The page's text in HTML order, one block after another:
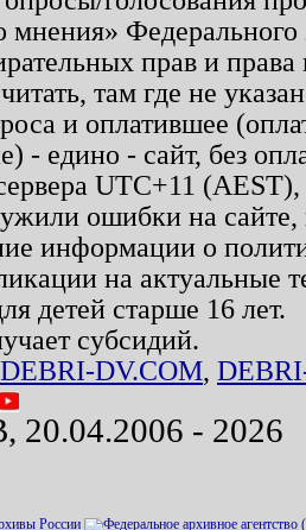
мнения»
прав и
там где не
и оплатившее
- едино - сайт, без
UTC+11
ошибки на
информации о
на актуальные
детей старше 16 лет.
субсидий.
DEBRI-DV.COM,
- 2026